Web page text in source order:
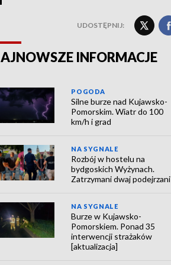
UDOSTĘPNIJ:
INFORMACJE
POGODA
Silne burze nad Kujawsko-
Pomorskim. Wiatr do 100
km/h i grad
NA SYGNALE
Rozbój w hostelu na
bydgoskich Wyżynach.
Zatrzymani dwaj podejrzani
NA SYGNALE
Burze w Kujawsko-
Pomorskiem. Ponad 35
interwencji strażaków
[aktualizacja]